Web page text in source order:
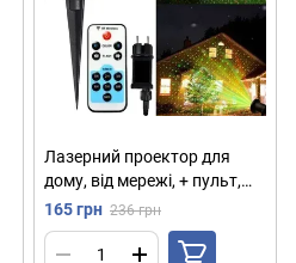
Лазерний проектор для
дому, від мережі, + пульт,
Star shower / Вуличний
проектор / Лазер проектор
для вулиці
165 грн 236 грн